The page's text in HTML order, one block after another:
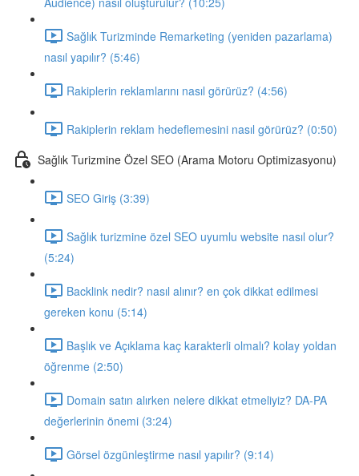
Sağlık Turizminde Remarketing (yeniden pazarlama)
nasıl yapılır? (5:46)
Rakiplerin reklamlarını nasıl görürüz? (4:56)
Rakiplerin reklam hedeflemesini nasıl görürüz? (0:50)
Sağlık Turizmine Özel SEO (Arama Motoru Optimizasyonu)
SEO Giriş (3:39)
Sağlık turizmine özel SEO uyumlu website nasıl olur?
(5:24)
Backlink nedir? nasıl alınır? en çok dikkat edilmesi
gereken konu (5:14)
Başlık ve Açıklama kaç karakterli olmalı? kolay yoldan
öğrenme (2:50)
Domain satın alırken nelere dikkat etmeliyiz? DA-PA
değerlerinin önemi (3:24)
Görsel özgünleştirme nasıl yapılır? (9:14)